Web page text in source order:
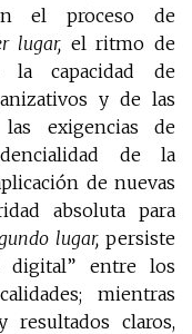
el proceso de
lugar, el ritmo de
la capacidad de
y de las
exigencias de
de la
de nuevas
absoluta para
lugar,persiste
digital” entre los
mientras
resultados claros,